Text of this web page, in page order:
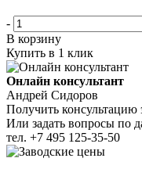
-
В корзину
Купить в 1 клик
Онлайн консультант
Андрей Сидоров
Получить консультацию
Или задать вопросы по
тел. +7 495 125-35-50